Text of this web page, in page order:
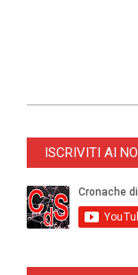
ISCRIVITI AI